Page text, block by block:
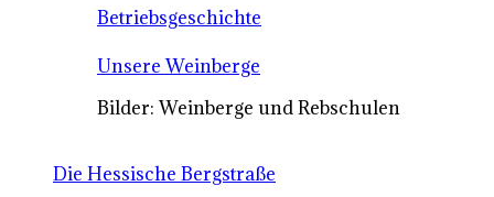
Betriebsgeschichte
Unsere Weinberge
Bilder: Weinberge und Rebschulen
Die Hessische Bergstraße